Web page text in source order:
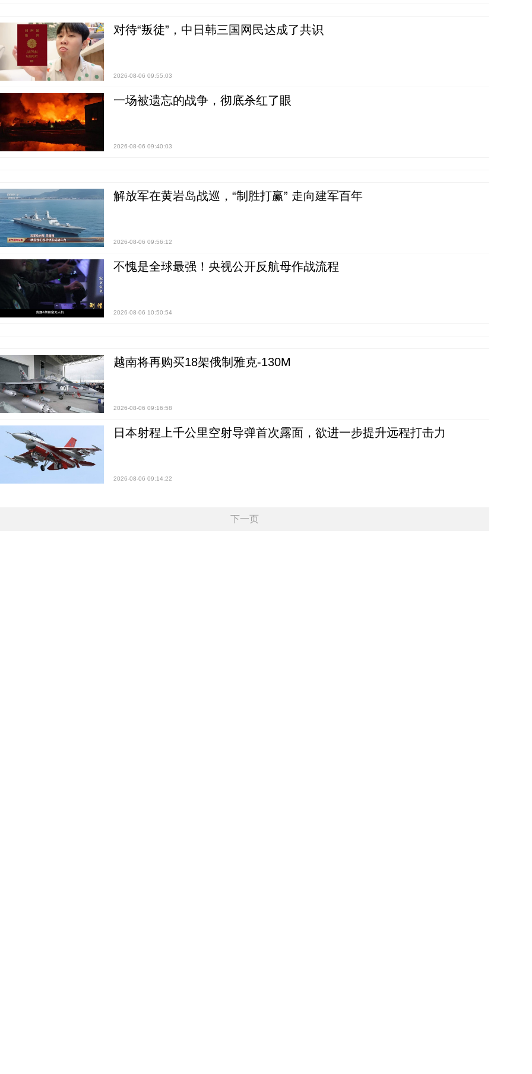
对待“叛徒”，中日韩三国网民达成了共识
2026-08-06 09:55:03
一场被遗忘的战争，彻底杀红了眼
2026-08-06 09:40:03
解放军在黄岩岛战巡，“制胜打赢” 走向建军百年
2026-08-06 09:56:12
不愧是全球最强！央视公开反航母作战流程
2026-08-06 10:50:54
越南将再购买18架俄制雅克-130M
2026-08-06 09:16:58
日本射程上千公里空射导弹首次露面，欲进一步提升远程打击力
2026-08-06 09:14:22
下一页